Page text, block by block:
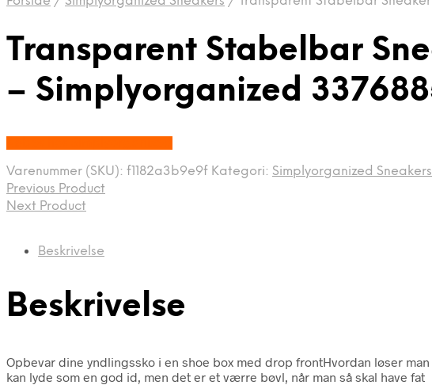
Transparent Stabelbar
– Simplyorganized
Varenummer (SKU): f1182a3b9e9f Kategori: Simplyorganized Sneakers
Previous Product
Next Product
Beskrivelse
Beskrivelse
Opbevar dine yndlingssko i en shoe box med drop frontHvordan løser
kan lyde som en god id, men det er et værre bøvl, når man så skal have fat